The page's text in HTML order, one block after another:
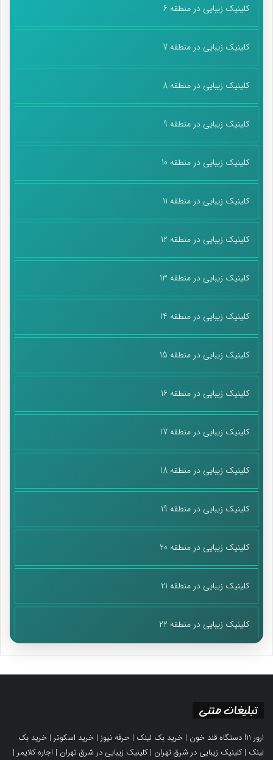
کلینیک زیبایی در منطقه 6
کلینیک زیبایی در منطقه 7
کلینیک زیبایی در منطقه 8
کلینیک زیبایی در منطقه 9
کلینیک زیبایی در منطقه 10
کلینیک زیبایی در منطقه 11
کلینیک زیبایی در منطقه 12
کلینیک زیبایی در منطقه 13
کلینیک زیبایی در منطقه 14
کلینیک زیبایی در منطقه 15
کلینیک زیبایی در منطقه 16
کلینیک زیبایی در منطقه 17
کلینیک زیبایی در منطقه 18
کلینیک زیبایی در منطقه 19
کلینیک زیبایی در منطقه 20
کلینیک زیبایی در منطقه 21
کلینیک زیبایی در منطقه 22
تبلیغات متنی
ارور h1 دستگاه قند خون | خرید بک لینک | حرفه نیوز | خرید اسکوتر | خرید بک
لینک |کلینیک زیبایی در شرق تهران |کلینیک زیبایی در شرق تهران | اجاره کلایمر |